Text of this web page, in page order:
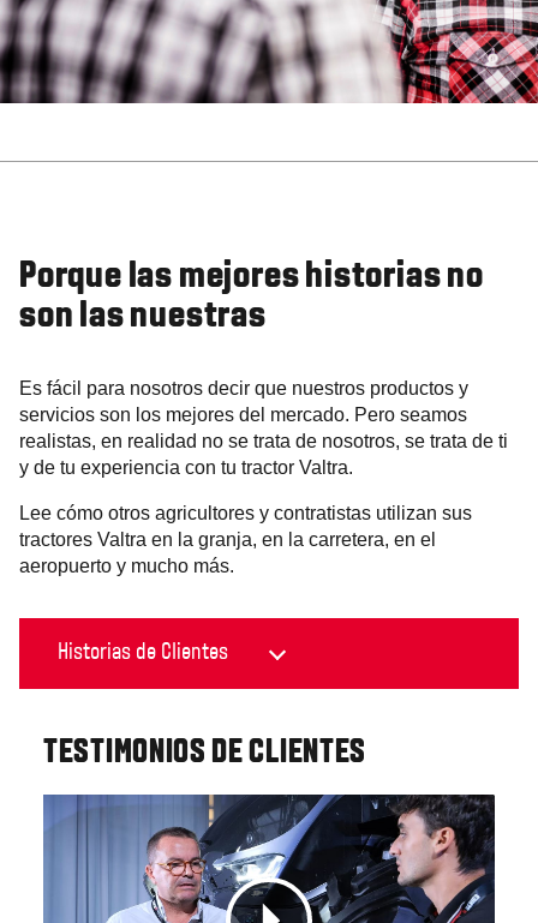
Porque las mejores historias no
son las nuestras
Es fácil para nosotros decir que nuestros productos y
servicios son los mejores del mercado. Pero seamos
realistas, en realidad no se trata de nosotros, se trata de ti
y de tu experiencia con tu tractor Valtra.
Lee cómo otros agricultores y contratistas utilizan sus
tractores Valtra en la granja, en la carretera, en el
aeropuerto y mucho más.
TESTIMONIOS DE CLIENTES